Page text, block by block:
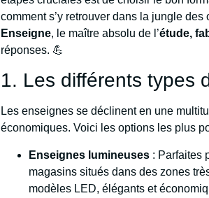
comment s’y retrouver dans la jungle
Enseigne, le maître absolu de l’étude,
réponses. 💪
1. Les différents types
Les enseignes se déclinent en une
économiques. Voici les options les plus
Enseignes lumineuses : Parfaites
magasins situés dans des zones
modèles LED, élégants et